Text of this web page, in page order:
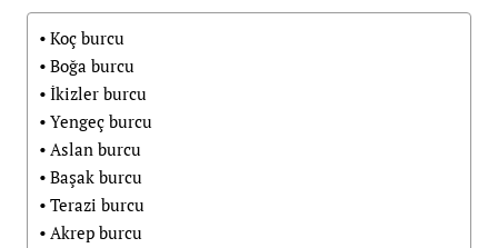
Koç burcu
Boğa burcu
İkizler burcu
Yengeç burcu
Aslan burcu
Başak burcu
Terazi burcu
Akrep burcu